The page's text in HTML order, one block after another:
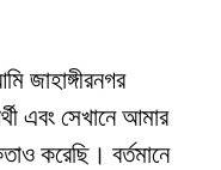
জাহাঙ্গীরনগর
এবং সেখানে আমার
করেছি। বর্তমানে